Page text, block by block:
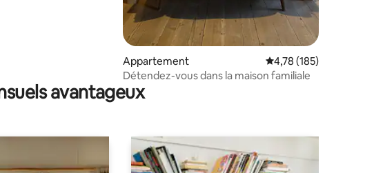
Appartement Évaluation moyenne
4,78 (185)
Détendez-vous dans la maison familiale
avantageux